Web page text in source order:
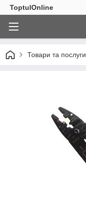
ToptulOnline
Товари та послуги